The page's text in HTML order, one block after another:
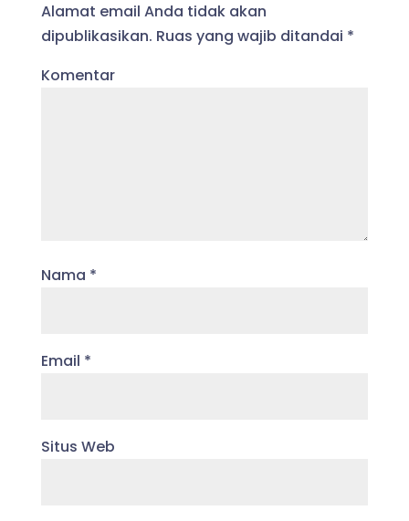
Alamat email Anda tidak akan
dipublikasikan. Ruas yang wajib ditandai *
Komentar
Nama *
Email *
Situs Web